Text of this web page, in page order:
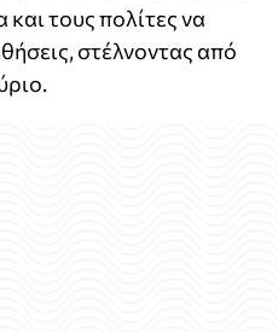
τους πολίτες να
στέλνοντας από